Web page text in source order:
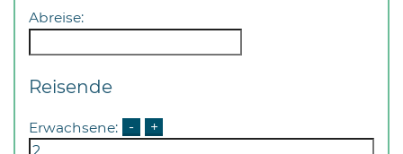
Abreise:
Reisende
Erwachsene: - +